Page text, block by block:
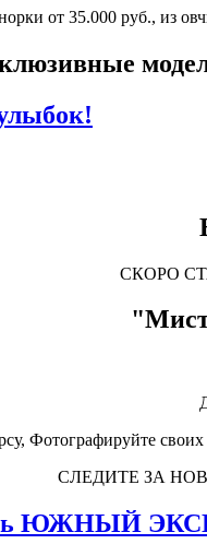
от 35.000 руб., из
СКОРО
Фотографируйте
СЛЕДИТЕ ЗА
ЮЖНЫЙ